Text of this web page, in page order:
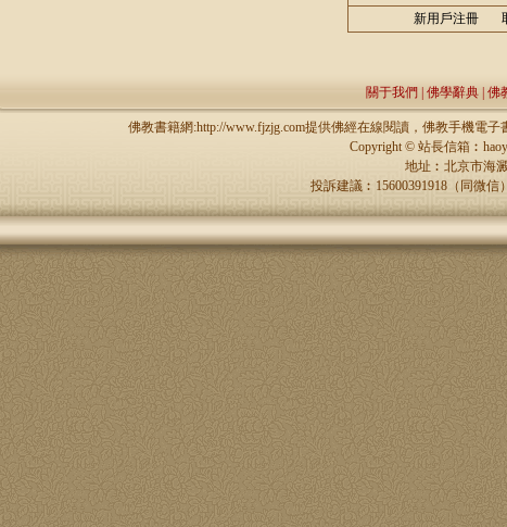
新用戶注冊
關于我們 佛學辭典 佛
佛教書籍網:http://www.fjzjg.com提供佛經在線閱讀，佛教手機電
Copyright © 站長信箱
地址︰北京市海
投訴建議︰15600391918（同微信